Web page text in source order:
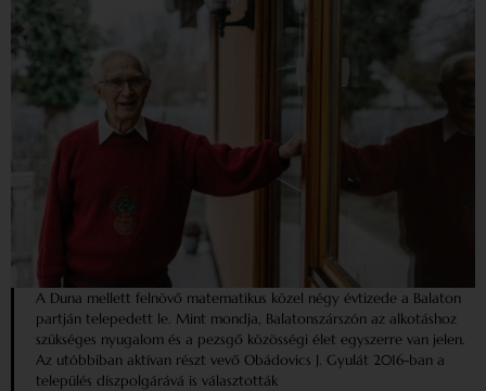
A Duna mellett felnövő matematikus közel négy évtizede a Balaton
partján telepedett le. Mint mondja, Balatonszárszón az alkotáshoz
szükséges nyugalom és a pezsgő közösségi élet egyszerre van jelen.
Az utóbbiban aktívan részt vevő Obádovics J. Gyulát 2016-ban a
település díszpolgárává is választották